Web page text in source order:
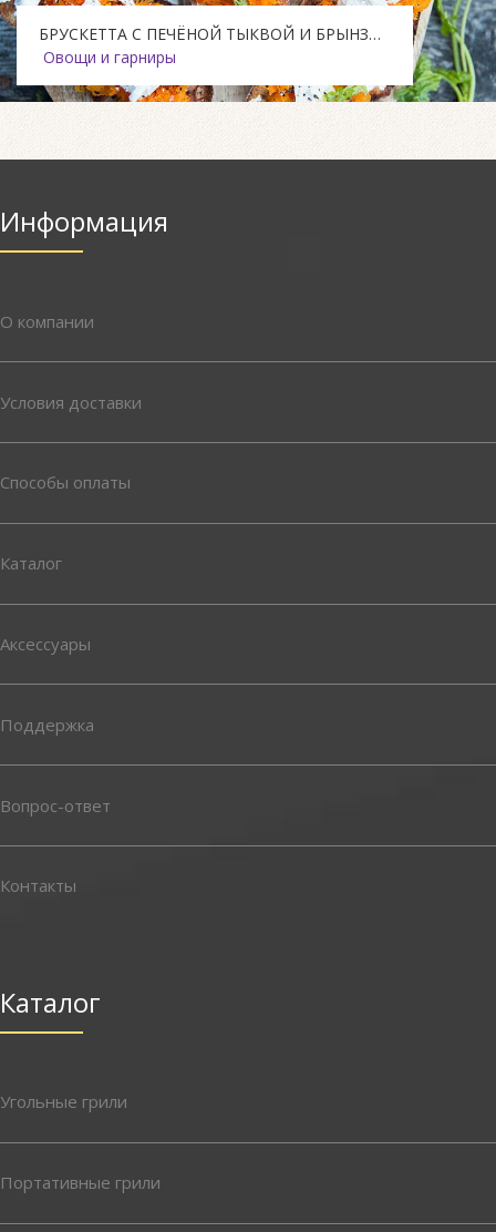
БРУСКЕТТА С ПЕЧЁНОЙ ТЫКВОЙ И БРЫНЗОЙ
Овощи и гарниры
Информация
О компании
Условия доставки
Способы оплаты
Каталог
Аксессуары
Поддержка
Вопрос-ответ
Контакты
Каталог
Угольные грили
Портативные грили